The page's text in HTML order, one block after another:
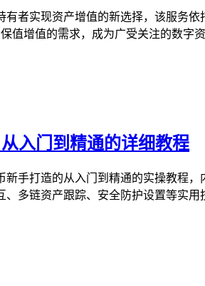
有者实现资产增值的新选择，该服务
值增值的需求，成为广受关注的数字
入门到精通的详细教程
新手打造的从入门到精通的实操教
多链资产跟踪、安全防护设置等实